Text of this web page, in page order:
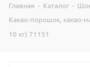
Главная - Каталог -
Какао-порошок, какао-
10 кг) 71151